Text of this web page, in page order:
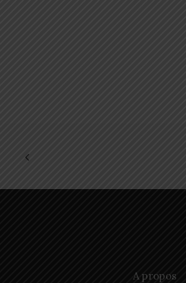
A propos